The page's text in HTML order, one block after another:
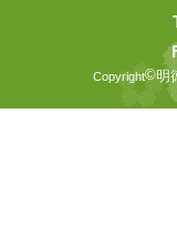
Copyright©明